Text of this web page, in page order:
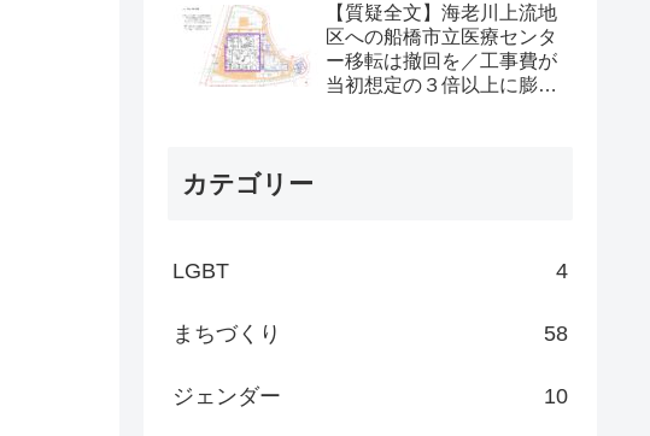
【質疑全文】海老川上流地
区への船橋市立医療センタ
ー移転は撤回を／工事費が
当初想定の３倍以上に膨
カテゴリー
LGBT 4
まちづくり 58
ジェンダー 10